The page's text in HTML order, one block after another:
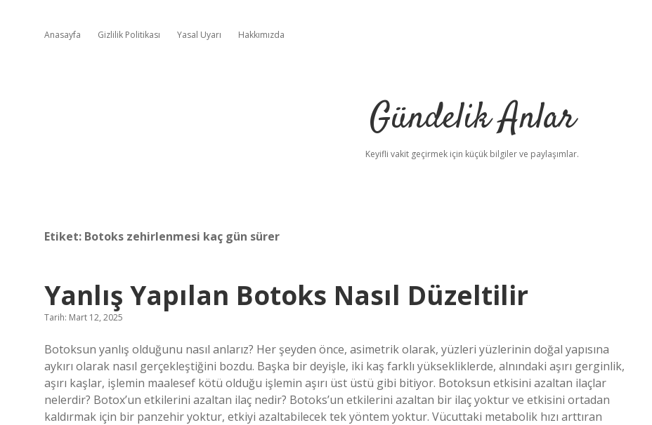
Anasayfa Gizlilik Politikası Yasal Uyarı Hakkımızda
Gündelik Anlar
Keyifli vakit geçirmek için küçük bilgiler ve paylaşımlar.
Etiket: Botoks zehirlenmesi kaç gün sürer
Yanlış Yapılan Botoks Nasıl Düzeltilir
Tarih: Mart 12, 2025
Botoksun yanlış olduğunu nasıl anlarız? Her şeyden önce, asimetrik olarak, yüzleri yüzlerinin doğal yapısına
aykırı olarak nasıl gerçekleştiğini bozdu. Başka bir deyişle, iki kaş farklı yüksekliklerde, alnındaki aşırı gerginlik,
aşırı kaşlar, işlemin maalesef kötü olduğu işlemin aşırı üst üstü gibi bitiyor. Botoksun etkisini azaltan ilaçlar
nelerdir? Botox’un etkilerini azaltan ilaç nedir? Botoks’un etkilerini azaltan bir ilaç yoktur ve etkisini ortadan
kaldırmak için bir panzehir yoktur, etkiyi azaltabilecek tek yöntem yoktur. Vücuttaki metabolik hızı arttıran